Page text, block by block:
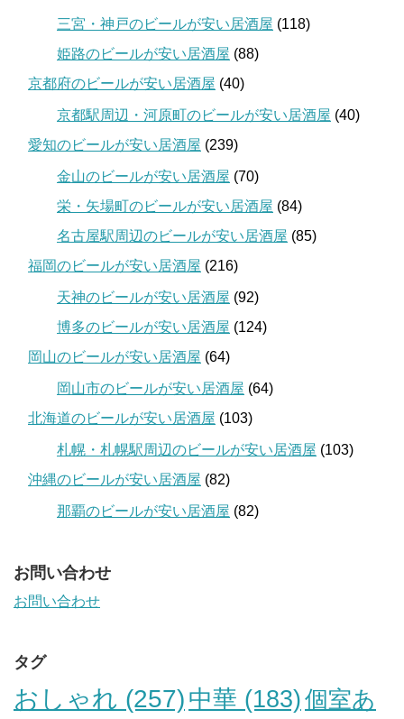
三宮・神戸のビールが安い居酒屋 (118)
姫路のビールが安い居酒屋 (88)
京都府のビールが安い居酒屋 (40)
京都駅周辺・河原町のビールが安い居酒屋 (40)
愛知のビールが安い居酒屋 (239)
金山のビールが安い居酒屋 (70)
栄・矢場町のビールが安い居酒屋 (84)
名古屋駅周辺のビールが安い居酒屋 (85)
福岡のビールが安い居酒屋 (216)
天神のビールが安い居酒屋 (92)
博多のビールが安い居酒屋 (124)
岡山のビールが安い居酒屋 (64)
岡山市のビールが安い居酒屋 (64)
北海道のビールが安い居酒屋 (103)
札幌・札幌駅周辺のビールが安い居酒屋 (103)
沖縄のビールが安い居酒屋 (82)
那覇のビールが安い居酒屋 (82)
お問い合わせ
お問い合わせ
タグ
おしゃれ (257) 中華 (183)個室あ